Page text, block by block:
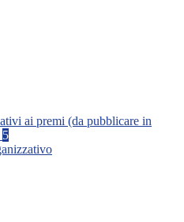
ai premi (da pubblicare in
5